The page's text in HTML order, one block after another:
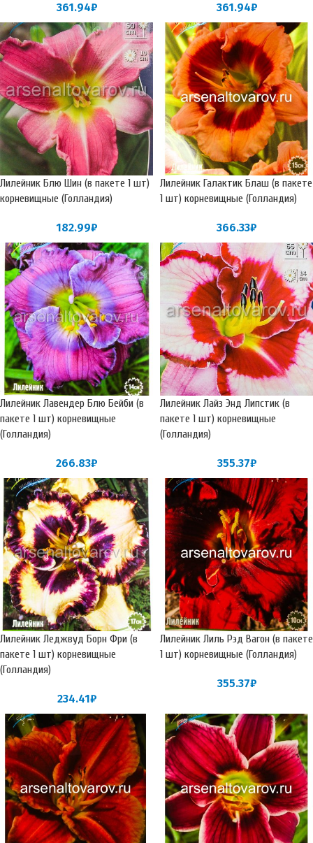
361.94₽ 361.94₽
Лилейник Блю Шин (в пакете 1 шт)
корневищные (Голландия)
182.99₽
Лилейник Галактик Блаш (в пакете
1 шт) корневищные (Голландия)
366.33₽
Лилейник Лавендер Блю Бейби (в
пакете 1 шт) корневищные
(Голландия)
266.83₽
Лилейник Лайз Энд Липстик (в
пакете 1 шт) корневищные
(Голландия)
355.37₽
Лилейник Леджвуд Борн Фри (в
пакете 1 шт) корневищные
(Голландия)
234.41₽
Лилейник Лиль Рэд Вагон (в пакете
1 шт) корневищные (Голландия)
355.37₽